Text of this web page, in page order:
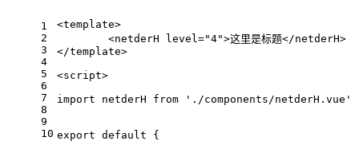
1
2
3
4
5
6
7
8
9
10
<template>
<netderH level ="4">这里是标题</netderH>
</template>
<script>
import netderH from './components/netderH.vue'
export default {